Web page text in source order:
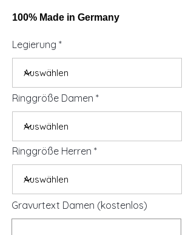
100% Made in Germany
Legierung
Ringgröße Damen
Ringgröße Herren
Gravurtext Damen (kostenlos)